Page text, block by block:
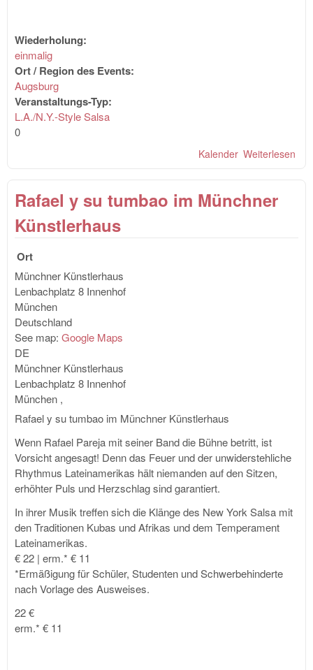
Wiederholung:
einmalig
Ort / Region des Events:
Augsburg
Veranstaltungs-Typ:
L.A./N.Y.-Style Salsa
0
Weiterlesen
Kalender
Rafael y su tumbao im Münchner
Künstlerhaus
Ort
Münchner Künstlerhaus
Lenbachplatz 8 Innenhof
München
Deutschland
See map: Google Maps
DE
Münchner Künstlerhaus
Lenbachplatz 8 Innenhof
München ,
Rafael y su tumbao im Münchner Künstlerhaus
Wenn Rafael Pareja mit seiner Band die Bühne betritt, ist
Vorsicht angesagt! Denn das Feuer und der unwiderstehliche
Rhythmus Lateinamerikas hält niemanden auf den Sitzen,
erhöhter Puls und Herzschlag sind garantiert.
In ihrer Musik treffen sich die Klänge des New York Salsa mit
den Traditionen Kubas und Afrikas und dem Temperament
Lateinamerikas.
€ 22 | erm.* € 11
*Ermäßigung für Schüler, Studenten und Schwerbehinderte
nach Vorlage des Ausweises.
22 €
erm.* € 11